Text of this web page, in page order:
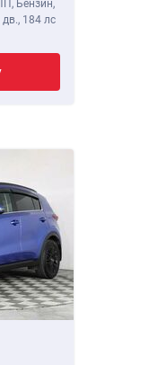
Бензин,
184 лс